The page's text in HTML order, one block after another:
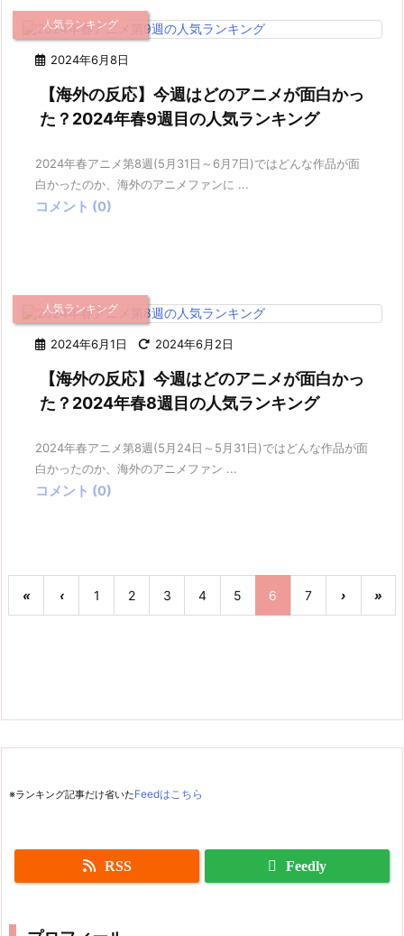
2024年6月8日
人気ランキング
【海外の反応】今週はどのアニメが面白かっ
た？2024年春9週目の人気ランキング
2024年春アニメ第8週(5月31日～6月7日)ではどんな作品が面
白かったのか、海外のアニメファンに ...
コメント (0)
2024年6月1日 2024年6月2日
人気ランキング
【海外の反応】今週はどのアニメが面白かっ
た？2024年春8週目の人気ランキング
2024年春アニメ第8週(5月24日～5月31日)ではどんな作品が面
白かったのか、海外のアニメファン ...
コメント (0)
« ‹ 1 2 3 4 5 6 7 › »
※ランキング記事だけ省いたFeedはこちら
RSS Feedly